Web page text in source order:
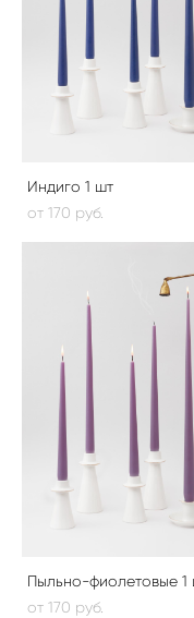
Индиго 1 шт
от 170 pуб.
Пыльно-фиолетовые 1
от 170 pуб.